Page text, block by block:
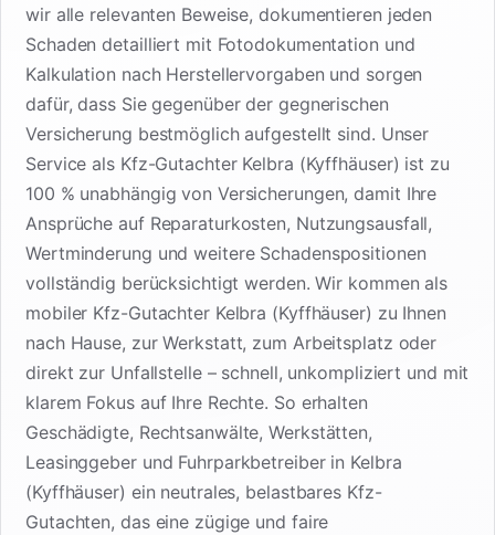
wir alle relevanten Beweise, dokumentieren jeden
Schaden detailliert mit Fotodokumentation und
Kalkulation nach Herstellervorgaben und sorgen
dafür, dass Sie gegenüber der gegnerischen
Versicherung bestmöglich aufgestellt sind. Unser
Service als Kfz-Gutachter Kelbra (Kyffhäuser) ist zu
100 % unabhängig von Versicherungen, damit Ihre
Ansprüche auf Reparaturkosten, Nutzungsausfall,
Wertminderung und weitere Schadenspositionen
vollständig berücksichtigt werden. Wir kommen als
mobiler Kfz-Gutachter Kelbra (Kyffhäuser) zu Ihnen
nach Hause, zur Werkstatt, zum Arbeitsplatz oder
direkt zur Unfallstelle – schnell, unkompliziert und mit
klarem Fokus auf Ihre Rechte. So erhalten
Geschädigte, Rechtsanwälte, Werkstätten,
Leasinggeber und Fuhrparkbetreiber in Kelbra
(Kyffhäuser) ein neutrales, belastbares Kfz-
Gutachten, das eine zügige und faire